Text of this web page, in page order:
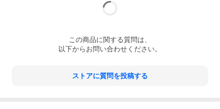
この商品に関する質問は、
以下からお問い合わせください。
ストアに質問を投稿する